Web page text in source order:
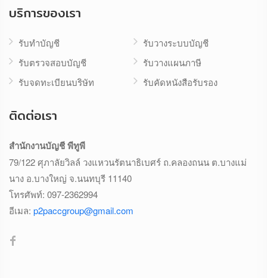
บริการของเรา
รับทำบัญชี
รับตรวจสอบบัญชี
รับจดทะเบียนบริษัท
รับวางระบบบัญชี
รับวางแผนภาษี
รับคัดหนังสือรับรอง
ติดต่อเรา
สำนักงานบัญชี พีทูพี
79/122 ศุภาลัยวิลล์ วงแหวนรัตนาธิเบศร์ ถ.คลองถนน ต.บางแม่
นาง อ.บางใหญ่ จ.นนทบุรี 11140
โทรศัพท์: 097-2362994
อีเมล: p2paccgroup@gmail.com